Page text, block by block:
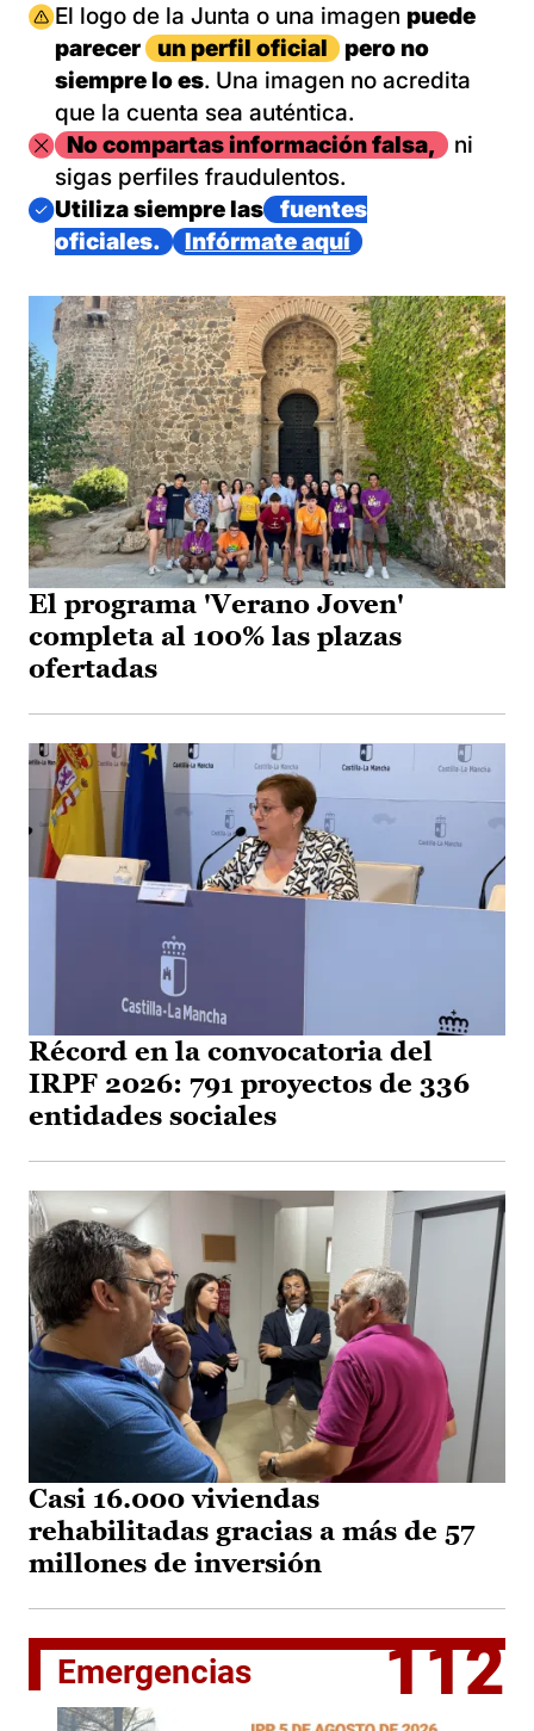
Imagen
El logo de la Junta o una imagen puede
parecer
un perfil oficial
pero no
siempre lo es. Una imagen no acredita
que la cuenta sea auténtica.
ImagenNo compartas información falsa,
ni
sigas perfiles fraudulentos.
Imagen
Utiliza siempre las
fuentes
oficiales.
Infórmate aquí
El programa 'Verano Joven'
completa al 100% las plazas
ofertadas
Récord en la convocatoria del
IRPF 2026: 791 proyectos de 336
entidades sociales
Casi 16.000 viviendas
rehabilitadas gracias a más de 57
millones de inversión
Emergencias 112